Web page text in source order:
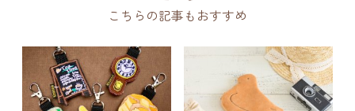
こちらの記事もおすすめ